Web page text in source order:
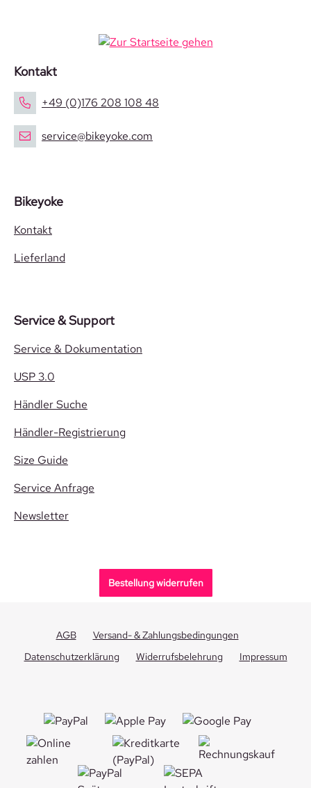
Kontakt
+49 (0)176 208 108 48
service@bikeyoke.com
Bikeyoke
Kontakt
Lieferland
Service & Support
Service & Dokumentation
USP 3.0
Händler Suche
Händler-Registrierung
Size Guide
Service Anfrage
Newsletter
Bestellung widerrufen
AGB
Versand- & Zahlungsbedingungen
Datenschutzerklärung
Widerrufsbelehrung Impressum